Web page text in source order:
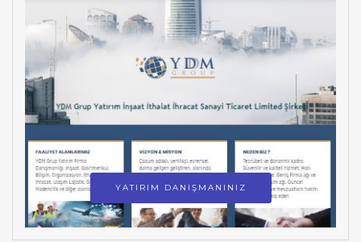
YATIRIM DANIŞMANINIZ